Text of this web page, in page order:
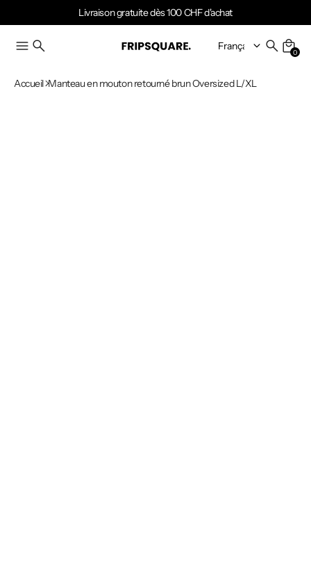
Livraison gratuite dès 100 CHF d'achat
0
Accueil Manteau en mouton retourné brun Oversized L/XL